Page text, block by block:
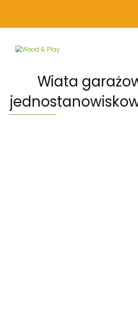
Wiata